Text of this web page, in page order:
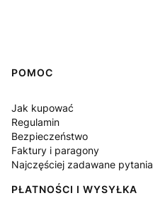
Linki w stopce
POMOC
Jak kupować
Regulamin
Bezpieczeństwo
Faktury i paragony
Najczęściej zadawane pytania
PŁATNOŚCI I WYSYŁKA